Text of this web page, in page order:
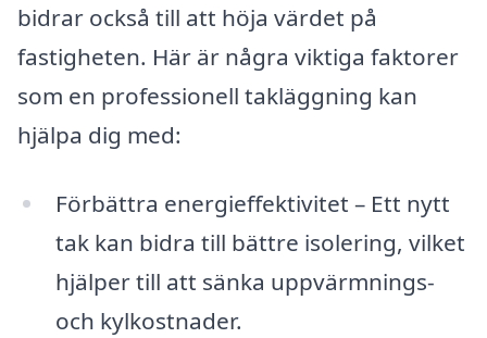
bidrar också till att höja värdet på
fastigheten. Här är några viktiga faktorer
som en professionell takläggning kan
hjälpa dig med:
Förbättra energieffektivitet – Ett nytt
tak kan bidra till bättre isolering, vilket
hjälper till att sänka uppvärmnings-
och kylkostnader.